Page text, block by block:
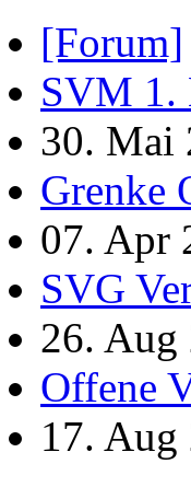
[Forum]
SVM 1.
30. Mai
Grenke
07. Apr
SVG
26.
Offene
17.